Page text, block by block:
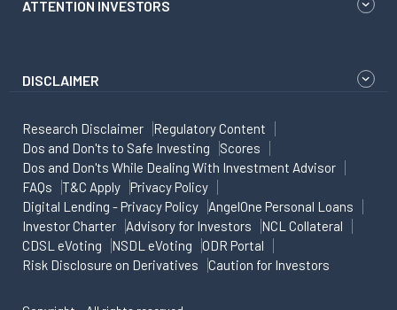
ATTENTION INVESTORS
DISCLAIMER
Research Disclaimer
Regulatory Content
Dos and Don'ts to Safe Investing
Scores
Dos and Don'ts While Dealing With Investment Advisor
FAQs
T&C Apply
Privacy Policy
Digital Lending - Privacy Policy
AngelOne Personal Loans
Investor Charter
Advisory for Investors
NCL Collateral
CDSL eVoting
NSDL eVoting
ODR Portal
Risk Disclosure on Derivatives
Caution for Investors